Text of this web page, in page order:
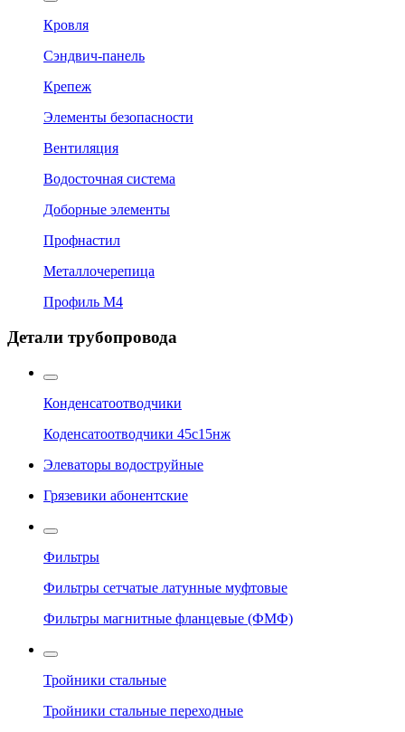
Кровля
Сэндвич-панель
Крепеж
Элементы безопасности
Вентиляция
Водосточная система
Доборные элементы
Профнастил
Металлочерепица
Профиль М4
Детали трубопровода
Конденсатоотводчики
Коденсатоотводчики 45с15нж
Элеваторы водоструйные
Грязевики абонентские
Фильтры
Фильтры сетчатые латунные муфтовые
Фильтры магнитные фланцевые (ФМФ)
Тройники стальные
Тройники стальные переходные